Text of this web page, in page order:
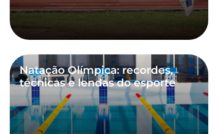
Natação Olímpica: recordes,
técnicas e lendas do esporte